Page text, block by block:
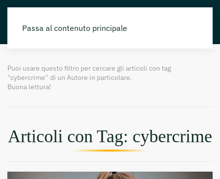
Passa al contenuto principale
Puoi usare questo filtro per cercare gli articoli con tag
“cybercrime” di un Autore in particolare.
Buona lettura!
Articoli con Tag: cybercrime